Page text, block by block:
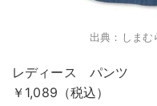
出典：しまむ
レディース パンツ
￥1,089（税込）